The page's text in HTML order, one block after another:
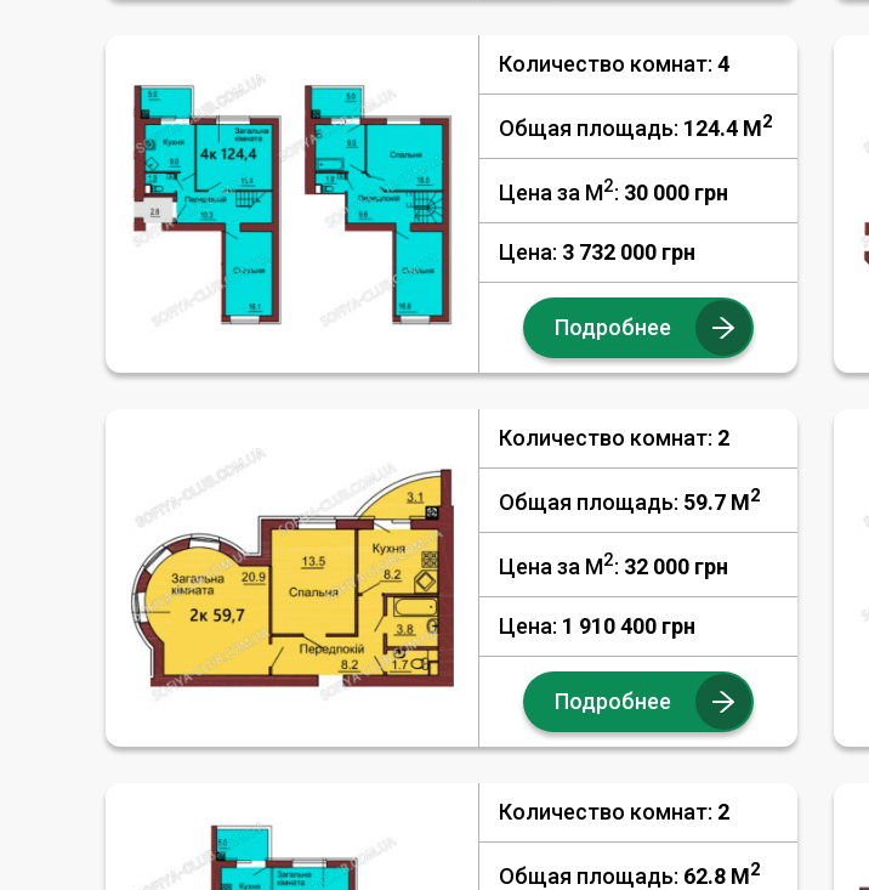
Количество комнат: 4
Общая площадь: 124.4 M2
Цена за М2: 30 000грн
Цена: 3 732 000 грн
Подробнее
Количество комнат: 2
Общая площадь: 59.7 M2
Цена за М2: 32 000грн
Цена: 1 910 400 грн
Подробнее
Количество комнат: 2
Общая площадь: 62.8 M2